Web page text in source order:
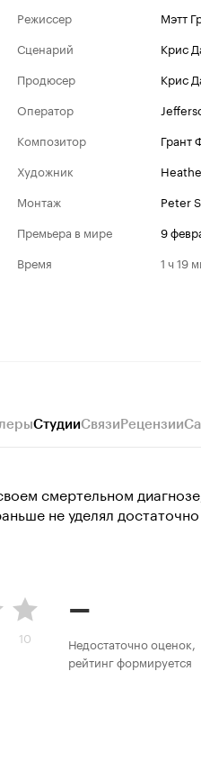
Режиссер
Мэтт
Сценарий
Крис
Продюсер
Крис
Оператор
Композитор
Грант
Художник
Монтаж
Peter
Премьера в мире
9
Время
1 ч 19
СтудииСвязиРецензии
смертельном
не уделял достаточно
10
–
Недостаточно оценок,
рейтинг формируется